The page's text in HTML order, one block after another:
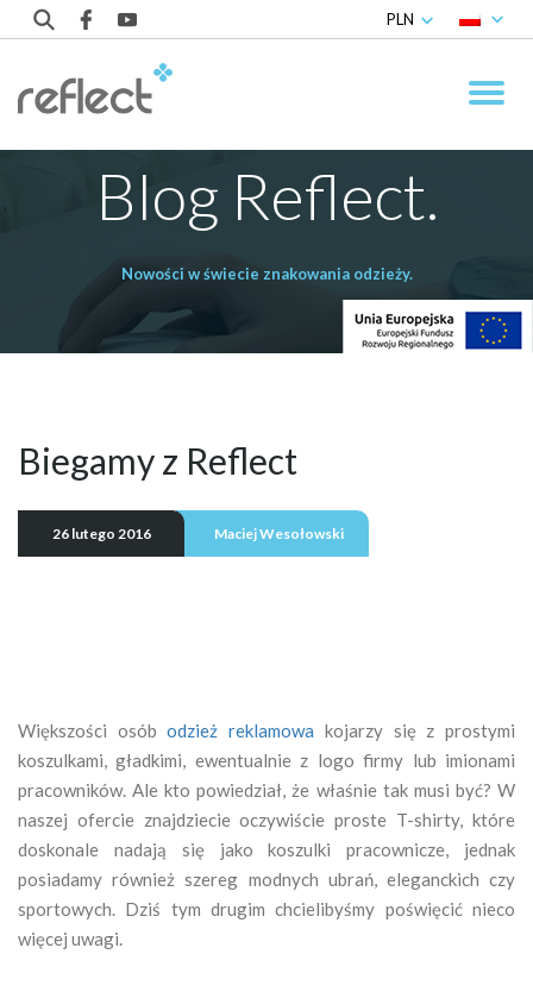
PLN
Blog Reflect.
Nowości w świecie znakowania odzieży.
Biegamy z Reflect
26 lutego 2016 Maciej Wesołowski
Większości osóbodzież reklamowa kojarzy się z prostymi
koszulkami, gładkimi, ewentualnie z logo firmy lub imionami
pracowników. Ale kto powiedział, że właśnie tak musi być? W
naszej ofercie znajdziecie oczywiście proste T-shirty, które
doskonale nadają się jako koszulki pracownicze, jednak
posiadamy również szereg modnych ubrań, eleganckich czy
sportowych. Dziś tym drugim chcielibyśmy poświęcić nieco
więcej uwagi.